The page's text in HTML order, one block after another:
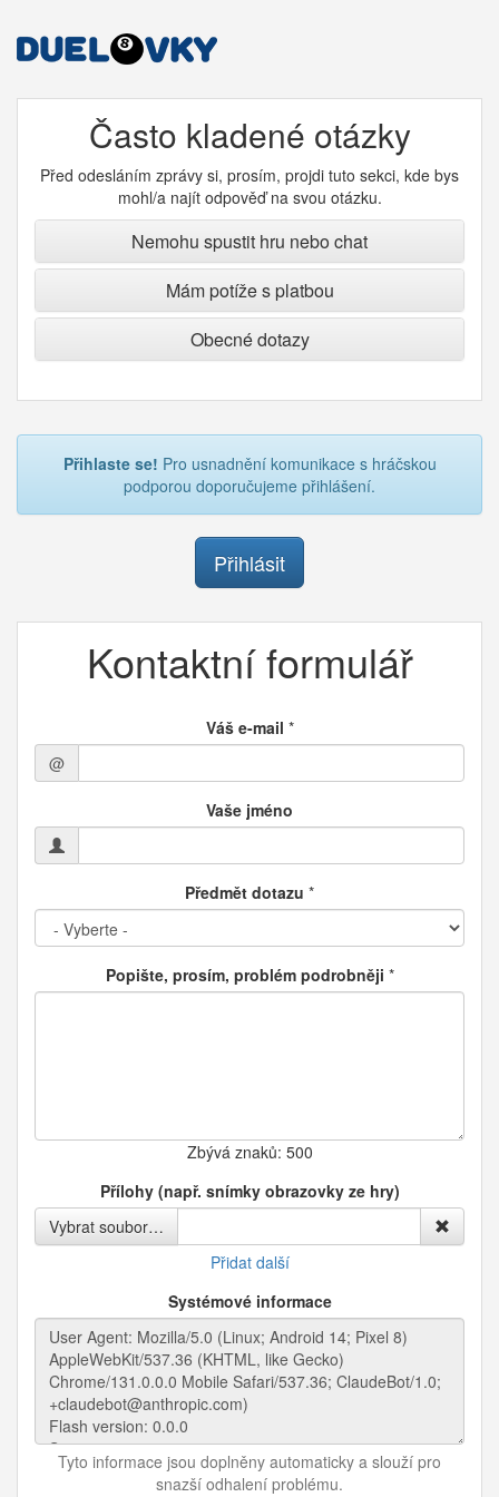
Často kladené otázky
Před odesláním zprávy si, prosím, projdi tuto sekci, kde bys
mohl/a najít odpověď na svou otázku.
Nemohu spustit hru nebo chat
Mám potíže s platbou
Obecné dotazy
Přihlaste se! Pro usnadnění komunikace s hráčskou
podporou doporučujeme přihlášení.
Přihlásit
Kontaktní formulář
Váš e-mail *
@
Vaše jméno
Předmět dotazu *
Popište, prosím, problém podrobněji *
Zbývá znaků: 500
Přílohy (např. snímky obrazovky ze hry)
Vybrat soubor…
Přidat další
Systémové informace
Tyto informace jsou doplněny automaticky a slouží pro
snazší odhalení problému.